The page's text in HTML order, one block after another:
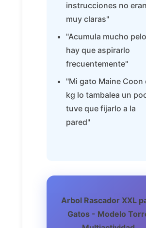
instrucciones no eran
muy claras"
"Acumula mucho
hay que aspirarlo
frecuentemente"
"Mi gato Maine Coon
kg lo tambalea un
tuve que fijarlo a la
pared"
Arbol Rascador XXL
Gatos - Modelo